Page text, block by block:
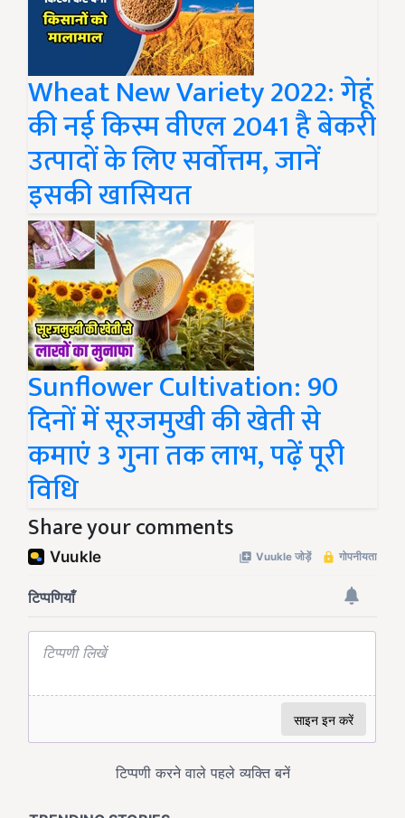
Wheat New Variety 2022: गेहूं
की नई किस्म वीएल 2041 है बेकरी
उत्पादों के लिए सर्वोत्तम, जानें
इसकी खासियत
Sunflower Cultivation: 90
दिनों में सूरजमुखी की खेती से
कमाएं 3 गुना तक लाभ, पढ़ें पूरी
विधि
Share your comments